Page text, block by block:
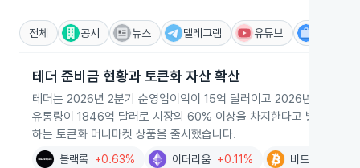
전체 공시 뉴스 텔레그램 유튜브
테더 준비금 현황과 토큰화 자산 확산
테더는 2026년 2분기 순영업이익이 15억 달러이고 2026년 6월 30
유통량이 1846억 달러로 시장의 60% 이상을 차지한다고 발표했습
하는 토큰화 머니마켓 상품을 출시했습니다.
블랙록 +0.63% 이더리움 +0.11% 비트코인